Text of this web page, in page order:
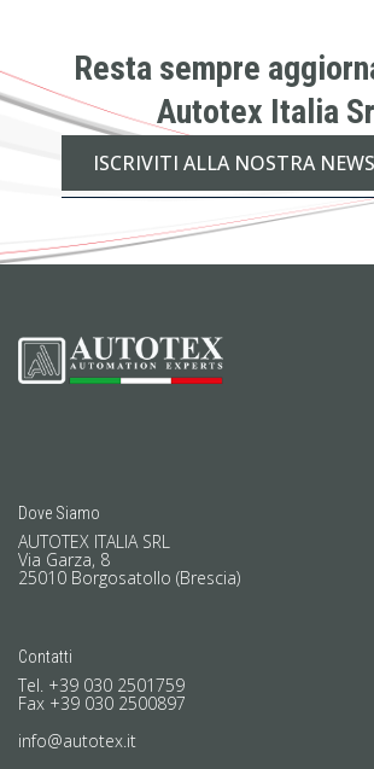
Resta sempre
Autotex Italia
ISCRIVITI ALLA NOSTRA
Dove Siamo
AUTOTEX ITALIA SRL
Via Garza, 8
25010 Borgosatollo (Brescia)
Contatti
Tel. +39 030 2501759
Fax +39 030 2500897
info@autotex.it